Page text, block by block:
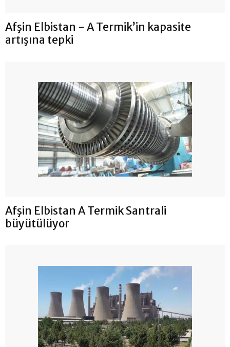
Afşin Elbistan - A Termik’in kapasite
artışına tepki
Afşin Elbistan A Termik Santrali
büyütülüyor